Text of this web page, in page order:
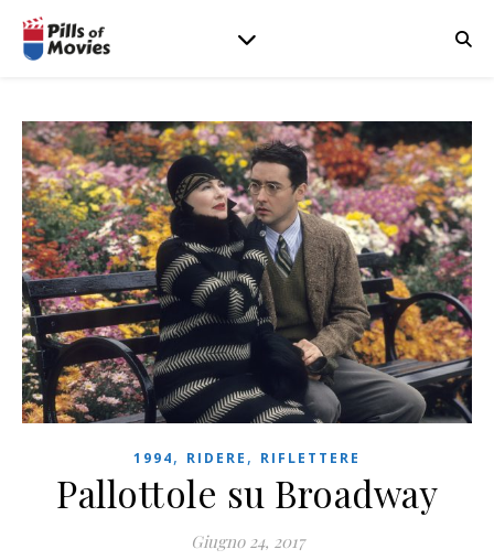
1994, RIDERE , RIFLETTERE
Pallottole su Broadway
Giugno 24, 2017